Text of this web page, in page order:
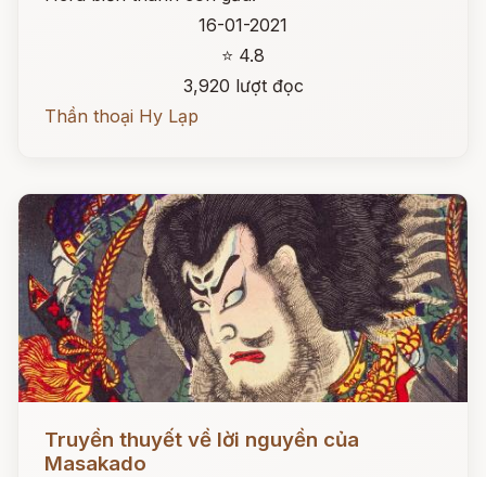
16-01-2021
⭐ 4.8
3,920 lượt đọc
Thần thoại Hy Lạp
Đọc ngay
Truyền thuyết về lời nguyền của
Masakado